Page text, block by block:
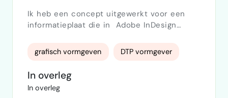
Ik heb een concept uitgewerkt voor een
informatieplaat die in Adobe InDesign
als dit op korte termijn kan worden
opgepakt. Mijn opdrachtgever zal de
komende periode nog enkele inhoudelijke
en visuele aanpassingen doorgeven. Daarom
is het belangrijk dat de eerste opmaak als
grafisch vormgeven DTP vormgever
In overleg
In overleg